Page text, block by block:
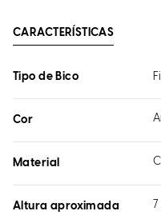
CARACTERÍSTICAS
Tipo de Bico
Cor
Material
Altura aproximada